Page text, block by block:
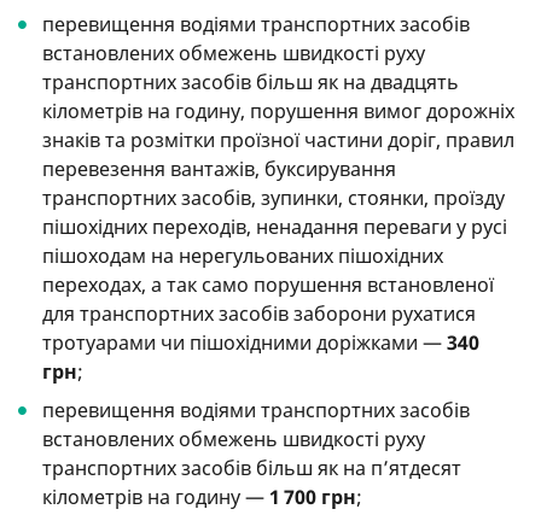
перевищення водіями транспортних засобів
встановлених обмежень швидкості руху
транспортних засобів більш як на двадцять
кілометрів на годину, порушення вимог дорожніх
знаків та розмітки проїзної частини доріг, правил
перевезення вантажів, буксирування
транспортних засобів, зупинки, стоянки, проїзду
пішохідних переходів, ненадання переваги у русі
пішоходам на нерегульованих пішохідних
переходах, а так само порушення встановленої
для транспортних засобів заборони рухатися
тротуарами чи пішохідними доріжками —340
грн;
перевищення водіями транспортних засобів
встановлених обмежень швидкості руху
транспортних засобів більш як на п’ятдесят
кілометрів на годину — 1 700 грн;